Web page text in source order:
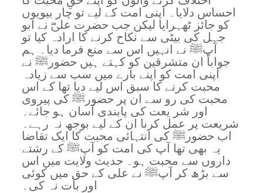
احساس دلایا۔ اپنی امت کے لیے تو چار بیویوں
کو جائز ٹھہرایا لیکن جب حضرت علیؓ نے ابو
جہل کی بیٹی سے نکاح کرنے کا ارادہ کیا تو
آپﷺ نے انہیں اس سے منع فرما دیا۔ ہم
جواباً ان متشرقین کو کہتے ہیں حضورﷺ نے
اپنی امت کو اپنے بارے میں سب سے زیادہ
محبت کرنے کا سبق اس لیے دیا تھا کے اس
محبت کی رو سے ان پر حضورﷺ کی پیروی
اور شر یعت کی پابندی آسان ہو جائے۔
شریعت پر عمل کرنا ان کے لیے بوجھ نہ رہے۔
اب حضورﷺ کی انتہائی محبت کا ایک تقاضا
یہ بھی تھا آپ کی امت کو آپﷺ کے رشتے
داروں سے محبت ہو۔ حدیث ولایت میں اس
سے بڑھ کر آپﷺ نے علی کے حق میں کوئی
اور بات نہ کی۔